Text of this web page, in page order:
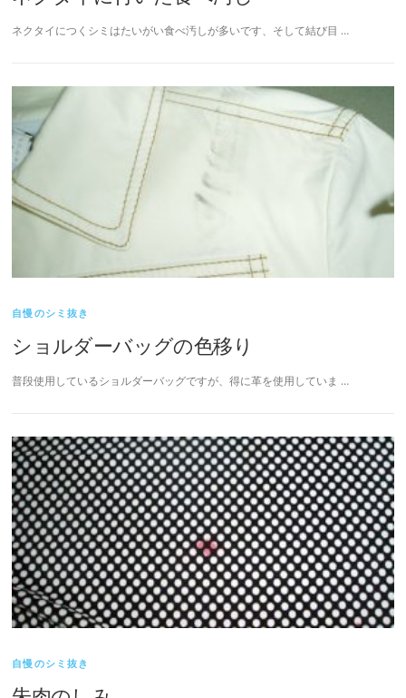
ネクタイにつくシミはたいがい食べ汚しが多いです、そして結び目 …
自慢のシミ抜き
ショルダーバッグの色移り
普段使用しているショルダーバッグですが、得に革を使用していま …
自慢のシミ抜き